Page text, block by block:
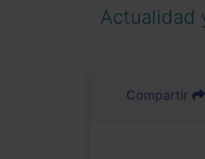
Actualidad
Compartir